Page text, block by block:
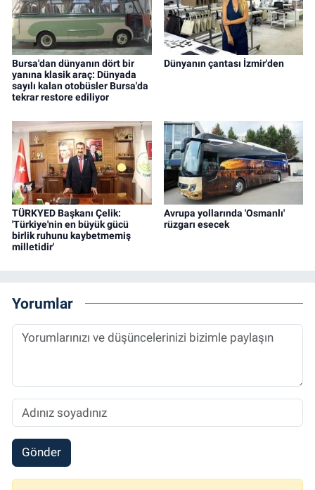
Bursa'dan dünyanın dört bir
yanına klasik araç: Dünyada
sayılı kalan otobüsler Bursa'da
tekrar restore ediliyor
Dünyanın çantası İzmir'den
TÜRKYED Başkanı Çelik:
'Türkiye'nin en büyük gücü
birlik ruhunu kaybetmemiş
milletidir'
Avrupa yollarında 'Osmanlı'
rüzgarı esecek
Yorumlar
Gönder